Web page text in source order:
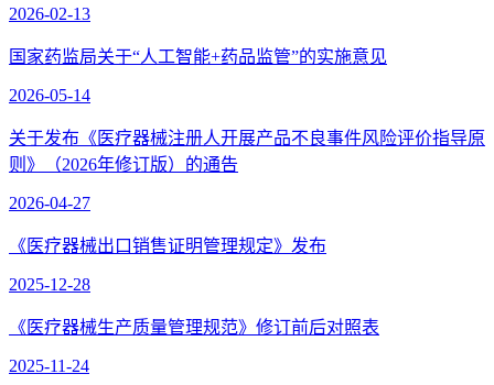
2026-02-13
国家药监局关于“人工智能+药品监管”的实施意见
2026-05-14
关于发布《医疗器械注册人开展产品不良事件风险评价指导原
则》（2026年修订版）的通告
2026-04-27
《医疗器械出口销售证明管理规定》发布
2025-12-28
《医疗器械生产质量管理规范》修订前后对照表
2025-11-24